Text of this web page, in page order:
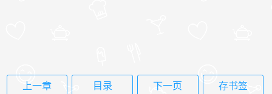
上一章 目录 下一页 存书签